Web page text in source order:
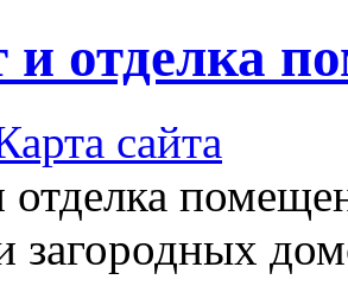
и отделка
сайта
отделка
загородных